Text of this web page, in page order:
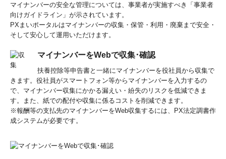
マイナンバーの安全な管理については、事業者が実施すべき「事業者
向けガイドライン」が示されています。
PXまいポータルはマイナンバーの収集・保管・利用・廃棄まで安全・
そして安心して運用いただけます。
マイナンバーをWebで収集･確認
扶養控除等申告書と一緒にマイナンバーを役社員から収集で
きます。役社員がスマートフォン等からマイナンバーを入力するの
で、マイナンバー収集にかかる漏えい・紛失のリスクを低減できま
す。また、紙での配付や収集に係るコストを削減できます。
※報酬等の支払先のマイナンバーをWeb収集するには、PX法定調書作
成システムが必要です。